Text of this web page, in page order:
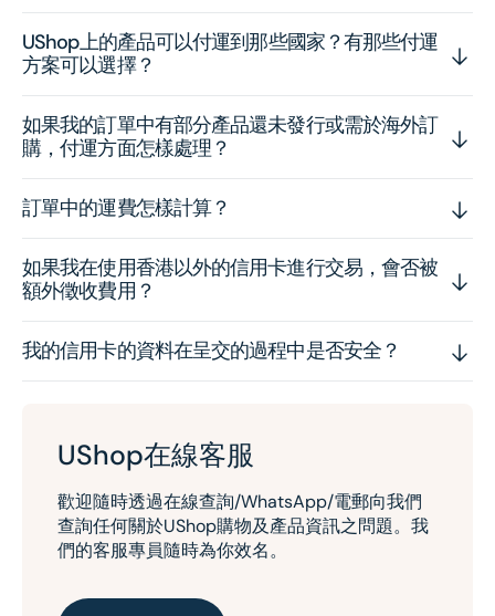
UShop上的產品可以付運到那些國家？有那些付運
方案可以選擇？
如果我的訂單中有部分產品還未發行或需於海外訂
購，付運方面怎樣處理？
訂單中的運費怎樣計算？
如果我在使用香港以外的信用卡進行交易，會否被
額外徵收費用？
我的信用卡的資料在呈交的過程中是否安全？
UShop在線客服
歡迎隨時透過在線查詢/WhatsApp/電郵向我們
查詢任何關於UShop購物及產品資訊之問題。我
們的客服專員隨時為你效名。